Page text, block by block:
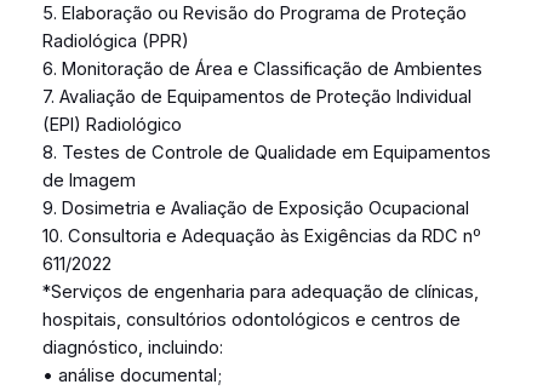
5. Elaboração ou Revisão do Programa de Proteção
Radiológica (PPR)
6. Monitoração de Área e Classificação de Ambientes
7. Avaliação de Equipamentos de Proteção Individual
(EPI) Radiológico
8. Testes de Controle de Qualidade em Equipamentos
de Imagem
9. Dosimetria e Avaliação de Exposição Ocupacional
10. Consultoria e Adequação às Exigências da RDC nº
611/2022
*Serviços de engenharia para adequação de clínicas,
hospitais, consultórios odontológicos e centros de
diagnóstico, incluindo:
• análise documental;